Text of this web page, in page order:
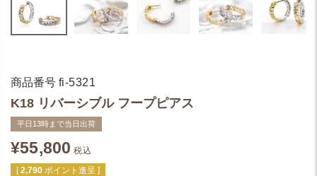
商品番号 fi-5321
K18 リバーシブル フープピアス
平日13時まで当日出荷
¥55,800 税込
[ 2,790 ポイント進呈 ]